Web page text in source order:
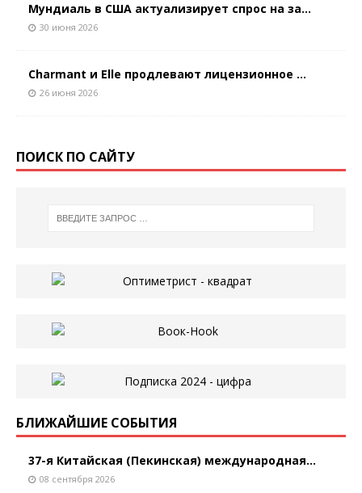
Мундиаль в США актуализирует спрос на за...
30 июня 2026
Charmant и Elle продлевают лицензионное ...
26 июня 2026
ПОИСК ПО САЙТУ
БЛИЖАЙШИЕ СОБЫТИЯ
37-я Китайская (Пекинская) международная...
08 сентября 2026